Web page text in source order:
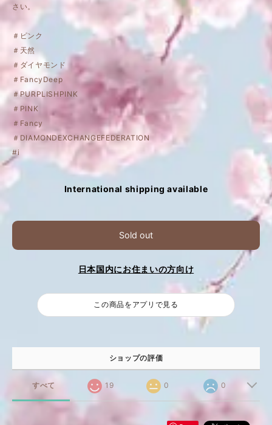
さい。
＃ピンク
＃天然
＃ダイヤモンド
＃FancyDeep
＃PURPLISHPINK
＃PINK
＃Fancy
＃DIAMONDEXCHANGEFEDERATION
#i
International shipping available
Sold out
日本国内にお住まいの方向け
この商品をアプリで見る
ショップの評価
すべて 19 0 0